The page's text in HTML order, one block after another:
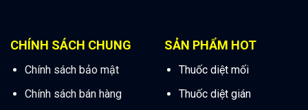
CHÍNH SÁCH CHUNG
Chính sách bảo mật
Chính sách bán hàng
SẢN PHẨM HOT
Thuốc diệt mối
Thuốc diệt gián